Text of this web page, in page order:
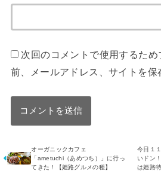
次回のコメントで使用するた
前、メールアドレス、サイトを保
オーガニックカフェ
「ametuchi（あめつち）」に行っ
てきた！【姫路グルメの種】
今日１
いドン
は姫路